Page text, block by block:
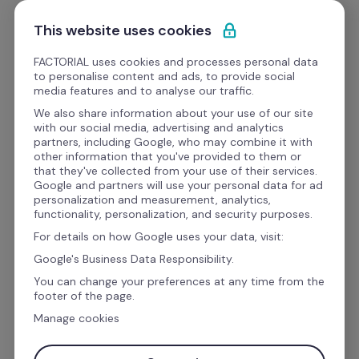
Saltar para o conteúdo
Comece grátis
Webinars
Operações
[⭐ LiveDemo] Como
Superar os Maiores
Desafios da Hotelaria
📅 10 de março | 🕝 14h30
This website uses cookies
FACTORIAL uses cookies and processes personal data
to personalise content and ads, to provide social
media features and to analyse our traffic.
We also share information about your use of our site
with our social media, advertising and analytics
partners, including Google, who may combine it with
other information that you've provided to them or
that they've collected from your use of their services.
Google and partners will use your personal data for ad
personalization and measurement, analytics,
functionality, personalization, and security purposes.
For details on how Google uses your data, visit:
Google's Business Data Responsibility.
You can change your preferences at any time from the
footer of the page.
Manage cookies